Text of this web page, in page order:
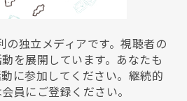
独立メディアです。視聴者の
を展開しています。あなたも
に参加してください。継続的
員にご登録ください。